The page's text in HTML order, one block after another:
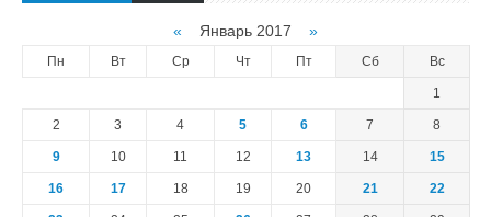
« Январь 2017 »
Пн Вт Ср Чт Пт Сб Вс
1
2 3 4 5 6 7 8
9 10 11 12 13 14 15
16 17 18 19 20 21 22